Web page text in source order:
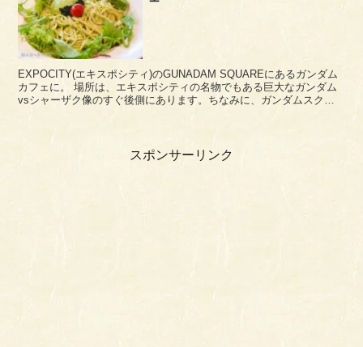
EXPOCITY(エキスポシティ)のGUNADAM SQUAREにあるガンダム
カフェに。 場所は、エキスポシティの名物でもある巨大なガンダム
vsシャーザク像のすぐ後側にあります。ちなみに、ガンダムスクア
エアは、入り口が、グッズ販売店が左で...
スポンサーリンク